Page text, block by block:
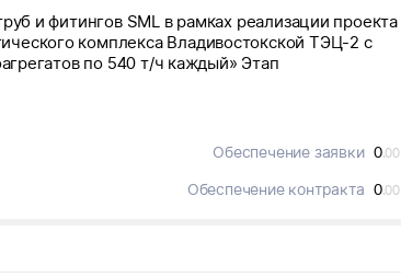
и фитингов SML в рамках реализации проекта
комплекса Владивостокской ТЭЦ-2 с
по 540 т/ч каждый» Этап
Обеспечение заявки 0.00
Обеспечение контракта 0.00